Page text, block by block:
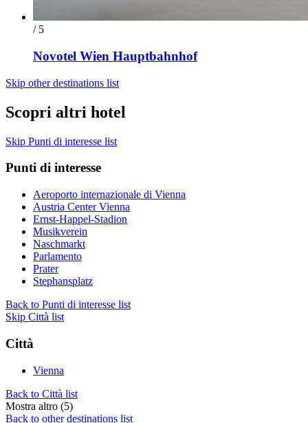
/ 5
Novotel Wien Hauptbahnhof
Skip other destinations list
Scopri altri hotel
Skip Punti di interesse list
Punti di interesse
Aeroporto internazionale di Vienna
Austria Center Vienna
Ernst-Happel-Stadion
Musikverein
Naschmarkt
Parlamento
Prater
Stephansplatz
Back to Punti di interesse list
Skip Città list
Città
Vienna
Back to Città list
Mostra altro (5)
Back to other destinations list